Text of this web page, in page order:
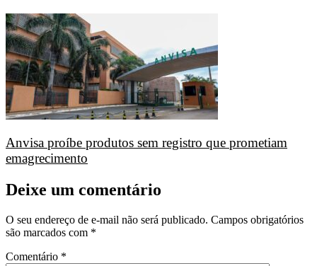
Anvisa proíbe produtos sem registro que prometiam
emagrecimento
Deixe um comentário
O seu endereço de e-mail não será publicado. Campos obrigatórios
são marcados com *
Comentário *